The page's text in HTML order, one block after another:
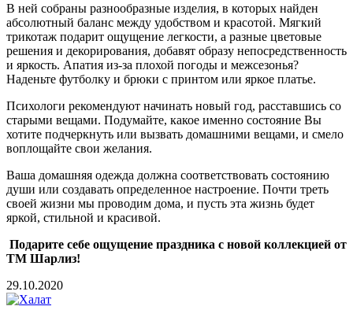
В ней собраны разнообразные изделия, в которых найден
абсолютный баланс между удобством и красотой. Мягкий
трикотаж подарит ощущение легкости, а разные цветовые
решения и декорирования, добавят образу непосредственность
и яркость. Апатия из-за плохой погоды и межсезонья?
Наденьте футболку и брюки с принтом или яркое платье.
Психологи рекомендуют начинать новый год, расставшись со
старыми вещами. Подумайте, какое именно состояние Вы
хотите подчеркнуть или вызвать домашними вещами, и смело
воплощайте свои желания.
Ваша домашняя одежда должна соответствовать состоянию
души или создавать определенное настроение. Почти треть
своей жизни мы проводим дома, и пусть эта жизнь будет
яркой, стильной и красивой.
Подарите себе ощущение праздника с новой коллекцией от
ТМ Шарлиз!
29.10.2020